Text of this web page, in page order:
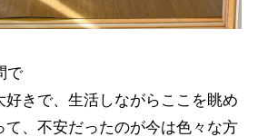
で
好きで、生活しながらここを眺め
て、不安だったのが今は色々な方